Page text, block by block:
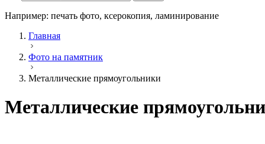
Например: печать фото, ксерокопия, ламинирование
Главная
Фото на памятник
Металлические прямоугольники
Металлические